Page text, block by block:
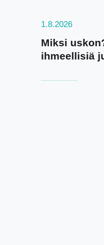
1.8.2026
Miksi
ihmeellisiä